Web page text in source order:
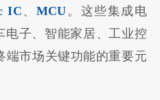
IC 、 MCU 。这些集成电
电子、智能家居、工业控
市场关键功能的重要元